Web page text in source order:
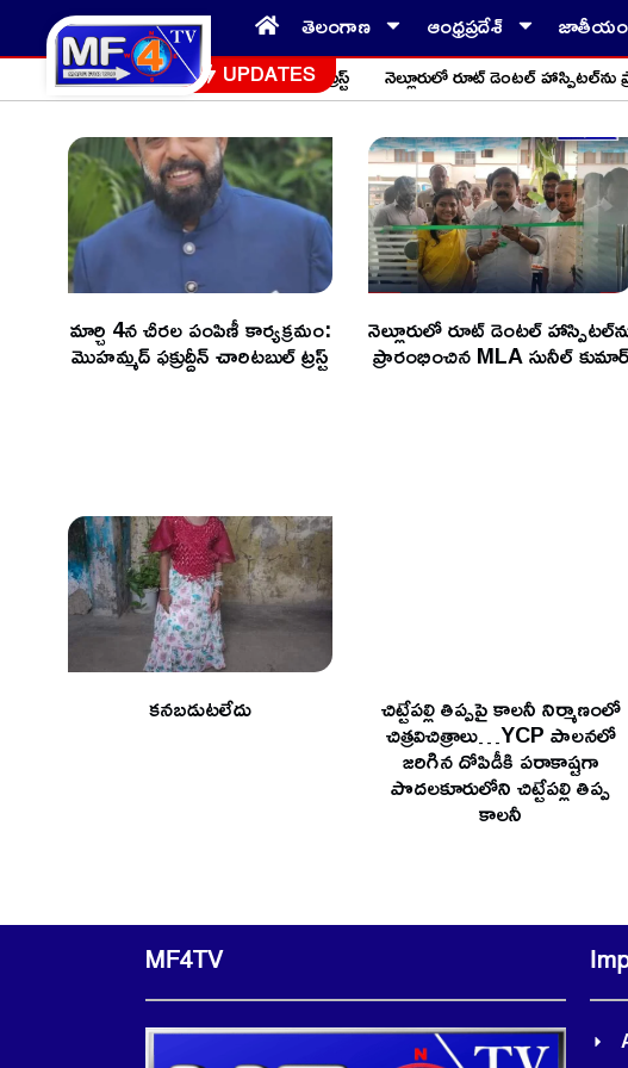
తెలంగాణ ఆంధ్రప్రదేశ్ జాతీయం
UPDATES
కార్యక్రమం: మొహమ్మద్ ఫక్రుద్దీన్ చారిటబుల్ ట్రస్ట్ నెల్లూరులో రూట్ డెంటల్ హాస్పిటల్‌ను
మార్చి 4న చీరల పంపిణీ కార్యక్రమం:
మొహమ్మద్ ఫక్రుద్దీన్ చారిటబుల్ ట్రస్ట్
నెల్లూరులో రూట్ డెంటల్
ప్రారంభించిన MLA సునీల్ కుమార్
కనబడుటలేదు చిట్టేపల్లి తిప్పపై కాలనీ నిర్మాణంలో
చిత్రవిచిత్రాలు…YCP పాలనలో
జరిగిన దోపిడీకి పరాకాష్టగా
పొదలకూరులోని చిట్టేపల్లి తిప్ప
కాలనీ
MF4TV